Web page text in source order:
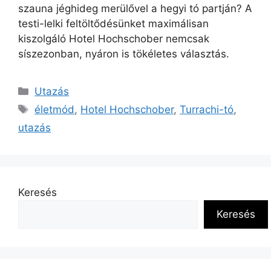
szauna jéghideg merülővel a hegyi tó partján? A
testi-lelki feltöltődésünket maximálisan
kiszolgáló Hotel Hochschober nemcsak
síszezonban, nyáron is tökéletes választás.
Utazás
életmód , Hotel Hochschober,Turrachi-tó,
utazás
Keresés
Keresés